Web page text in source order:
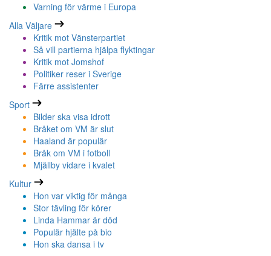
Varning för värme i Europa
Alla Väljare
Kritik mot Vänsterpartiet
Så vill partierna hjälpa flyktingar
Kritik mot Jomshof
Politiker reser i Sverige
Färre assistenter
Sport
Bilder ska visa idrott
Bråket om VM är slut
Haaland är populär
Bråk om VM i fotboll
Mjällby vidare i kvalet
Kultur
Hon var viktig för många
Stor tävling för körer
Linda Hammar är död
Populär hjälte på bio
Hon ska dansa i tv